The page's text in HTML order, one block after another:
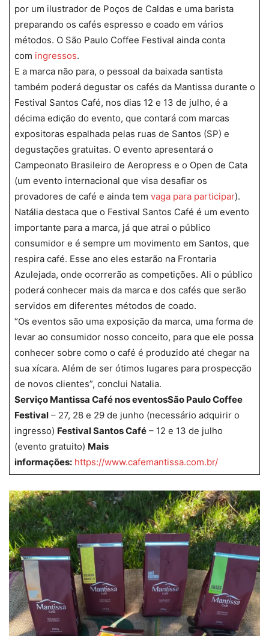
por um ilustrador de Poços de Caldas e uma barista
preparando os cafés espresso e coado em vários
métodos. O São Paulo Coffee Festival ainda conta
com ingressos.
E a marca não para, o pessoal da baixada santista
também poderá degustar os cafés da Mantissa durante o
Festival Santos Café, nos dias 12 e 13 de julho, é a
décima edição do evento, que contará com marcas
expositoras espalhada pelas ruas de Santos (SP) e
degustações gratuitas. O evento apresentará o
Campeonato Brasileiro de Aeropress e o Open de Cata
(um evento internacional que visa desafiar os
provadores de café e ainda tem vaga para participar).
Natália destaca que o Festival Santos Café é um evento
importante para a marca, já que atrai o público
consumidor e é sempre um movimento em Santos, que
respira café. Esse ano eles estarão na Frontaria
Azulejada, onde ocorrerão as competições. Ali o público
poderá conhecer mais da marca e dos cafés que serão
servidos em diferentes métodos de coado.
“Os eventos são uma exposição da marca, uma forma de
levar ao consumidor nosso conceito, para que ele possa
conhecer sobre como o café é produzido até chegar na
sua xícara. Além de ser ótimos lugares para prospecção
de novos clientes”, conclui Natalia.
Serviço Mantissa Café nos eventosSão Paulo Coffee
Festival– 27, 28 e 29 de junho (necessário adquirir o
ingresso) Festival Santos Café– 12 e 13 de julho
(evento gratuito) Mais
informações: https://www.cafemantissa.com.br/